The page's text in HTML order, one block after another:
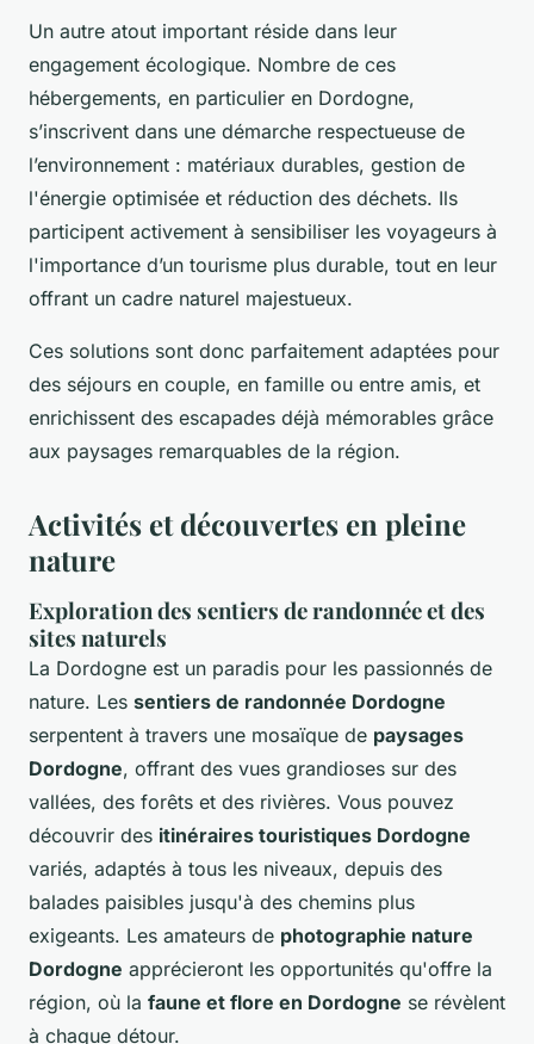
Un autre atout important réside dans leur
engagement écologique. Nombre de ces
hébergements, en particulier en Dordogne,
s’inscrivent dans une démarche respectueuse de
l’environnement : matériaux durables, gestion de
l'énergie optimisée et réduction des déchets. Ils
participent activement à sensibiliser les voyageurs à
l'importance d’un tourisme plus durable, tout en leur
offrant un cadre naturel majestueux.
Ces solutions sont donc parfaitement adaptées pour
des séjours en couple, en famille ou entre amis, et
enrichissent des escapades déjà mémorables grâce
aux paysages remarquables de la région.
Activités et découvertes en pleine
nature
Exploration des sentiers de randonnée et des
sites naturels
La Dordogne est un paradis pour les passionnés de
nature. Les sentiers de randonnée Dordogne
serpentent à travers une mosaïque de paysages
Dordogne, offrant des vues grandioses sur des
vallées, des forêts et des rivières. Vous pouvez
découvrir des itinéraires touristiques Dordogne
variés, adaptés à tous les niveaux, depuis des
balades paisibles jusqu'à des chemins plus
exigeants. Les amateurs de photographie nature
Dordogne apprécieront les opportunités qu'offre la
région, où la faune et flore en Dordogne se révèlent
à chaque détour.